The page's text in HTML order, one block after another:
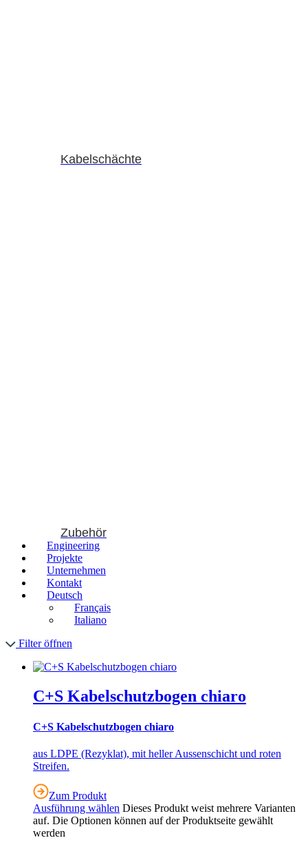
Kabelschächte
Zubehör
Engineering
Projekte
Unternehmen
Kontakt
Deutsch
Français
Italiano
Filter öffnen
C+S Kabelschutzbogen chiaro
C+S Kabelschutzbogen chiaro
aus LDPE (Rezyklat), mit heller Aussenschicht und roten
Streifen.
Zum Produkt
Ausführung wählen Dieses Produkt weist mehrere Varianten
auf. Die Optionen können auf der Produktseite gewählt
werden